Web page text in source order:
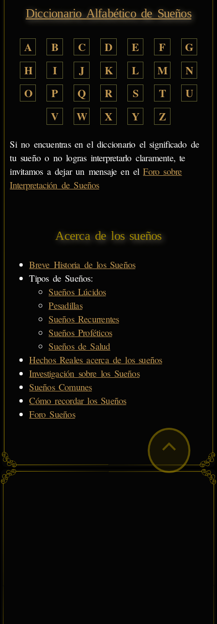
Diccionario Alfabético de Sueños
A B C D E F
G
H
I J K L M
N
O
P Q R S T
U
V
W X Y Z
Si no encuentras en el diccionario el significado de
tu sueño o no logras interpretarlo claramente, te
invitamos a dejar un mensaje en elForo sobre
Interpretación de Sueños
Acerca de los sueños
Breve Historia de los Sueños
Tipos de Sueños:
Sueños Lúcidos
Pesadillas
Sueños Recurrentes
Sueños Proféticos
Sueños de Salud
Hechos Reales acerca de los sueños
Investigación sobre los Sueños
Sueños Comunes
Cómo recordar los Sueños
Foro Sueños